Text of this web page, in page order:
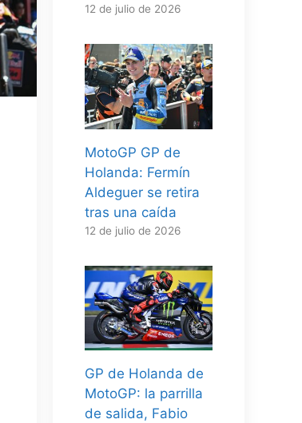
12 de julio de 2026
MotoGP GP de
Holanda: Fermín
Aldeguer se retira
tras una caída
12 de julio de 2026
GP de Holanda de
MotoGP: la parrilla
de salida, Fabio